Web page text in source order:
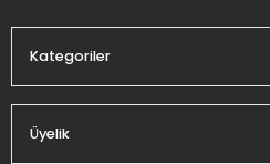
Kategoriler
Üyelik